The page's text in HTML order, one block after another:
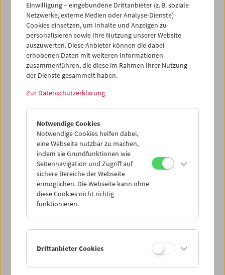
Ticketkorb Kauf
Leer
Ticketkorb Reservierung
> Weitere Karten hinzufügen / Spielplan
Ticketpreise: MitgliederEUR 5,50ohne Mitgliedschaft
EUR 10,50
Ihre Mitgliedschaft und Ihren Zehnerblock nutzen.
Ermäßigte Tickets, nonstop- und weitere Freikarten
können online nur reserviert werden. Die Ausgabe erfolgt
ausschließlich an der Kassa.
Weitere Informationen zu unseren Tickets und
Einwilligung – eingebundene Drittanbieter (z. B. soziale
Netzwerke, externe Medien oder Analyse-Dienste)
Cookies einsetzen, um Inhalte und Anzeigen zu
personalisieren sowie Ihre Nutzung unserer Website
auszuwerten. Diese Anbieter können die dabei
erhobenen Daten mit weiteren Informationen
zusammenführen, die diese im Rahmen Ihrer Nutzung
der Dienste gesammelt haben.
Zur Datenschutzerklärung
Notwendige Cookies
Notwendige Cookies helfen dabei,
eine Webseite nutzbar zu machen,
indem sie Grundfunktionen wie
Seitennavigation und Zugriff auf
sichere Bereiche der Webseite
ermöglichen. Die Webseite kann ohne
diese Cookies nicht richtig
funktionieren.
Drittanbieter Cookies